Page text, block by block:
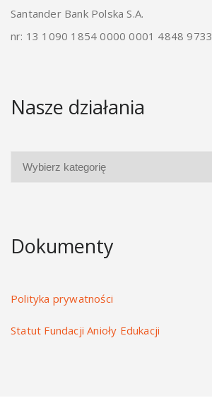
Santander Bank Polska S.A.
nr: 13 1090 1854 0000 0001 4848 9733
Nasze działania
Dokumenty
Polityka prywatności
Statut Fundacji Anioły Edukacji